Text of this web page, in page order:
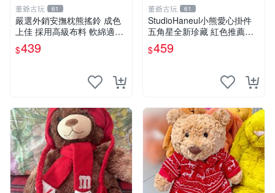
董爺古玩 61
嚴選外銷安撫枕熊搖鈴 成色
上佳 採用高級布料 軟綿適合
收藏 安心選購 安撫枕 熊玩具
搖鈴
$439
董爺古玩 61
StudioHaneul小熊愛心掛件
五角星全新珍藏 紅色推薦收
藏 玩具掛飾 掛件 新品
$459